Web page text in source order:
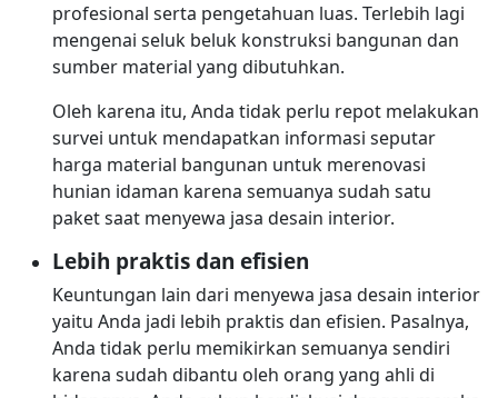
profesional serta pengetahuan luas. Terlebih lagi
mengenai seluk beluk konstruksi bangunan dan
sumber material yang dibutuhkan.
Oleh karena itu, Anda tidak perlu repot melakukan
survei untuk mendapatkan informasi seputar
harga material bangunan untuk merenovasi
hunian idaman karena semuanya sudah satu
paket saat menyewa jasa desain interior.
Lebih praktis dan efisien
Keuntungan lain dari menyewa jasa desain interior
yaitu Anda jadi lebih praktis dan efisien. Pasalnya,
Anda tidak perlu memikirkan semuanya sendiri
karena sudah dibantu oleh orang yang ahli di